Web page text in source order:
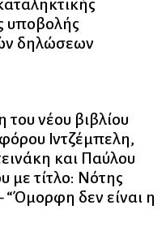
υποβολής
δηλώσεων
νέου βιβλίου
Ιντζέμπελη,
και Παύλου
με τίτλο: Νότης
“Όμορφη δεν είναι η